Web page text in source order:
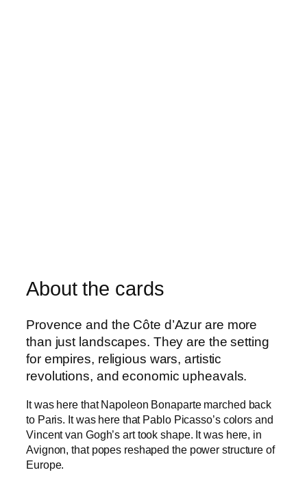
About the cards
Provence and the Côte d’Azur are more
than just landscapes. They are the setting
for empires, religious wars, artistic
revolutions, and economic upheavals.
It was here that Napoleon Bonaparte marched back
to Paris. It was here that Pablo Picasso’s colors and
Vincent van Gogh’s art took shape. It was here, in
Avignon, that popes reshaped the power structure of
Europe.